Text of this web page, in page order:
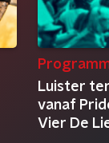
Luister
vanaf
Vier De